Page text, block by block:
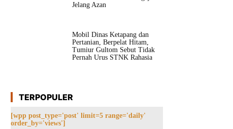
Jelang Azan
Mobil Dinas Ketapang dan
Pertanian, Berpelat Hitam,
Tumiur Gultom Sebut Tidak
Pernah Urus STNK Rahasia
TERPOPULER
[wpp post_type='post' limit=5 range='daily'
order_by='views']